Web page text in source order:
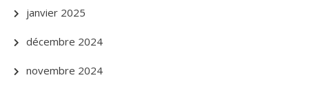
janvier 2025
décembre 2024
novembre 2024